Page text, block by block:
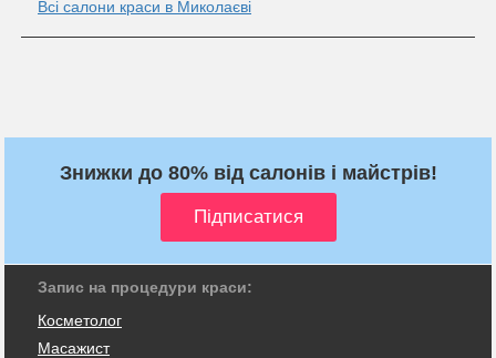
Всі салони краси в Миколаєві
Знижки до 80% від салонів і майстрів!
Запис на процедури краси:
Косметолог
Масажист